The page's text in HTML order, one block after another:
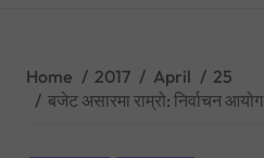
Home 2017 April
25
बजेट असारमा राम्रो: निर्वाचन आयोग